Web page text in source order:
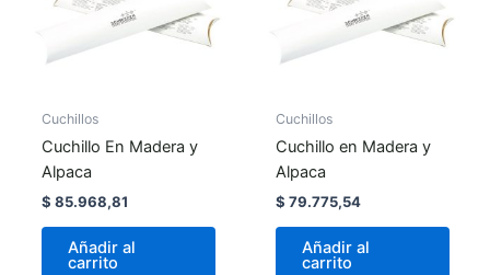
Cuchillos
Cuchillo En Madera y
Alpaca
$ 85.968,81
Añadir al
carrito
Cuchillos
Cuchillo en Madera y
Alpaca
$ 79.775,54
Añadir al
carrito